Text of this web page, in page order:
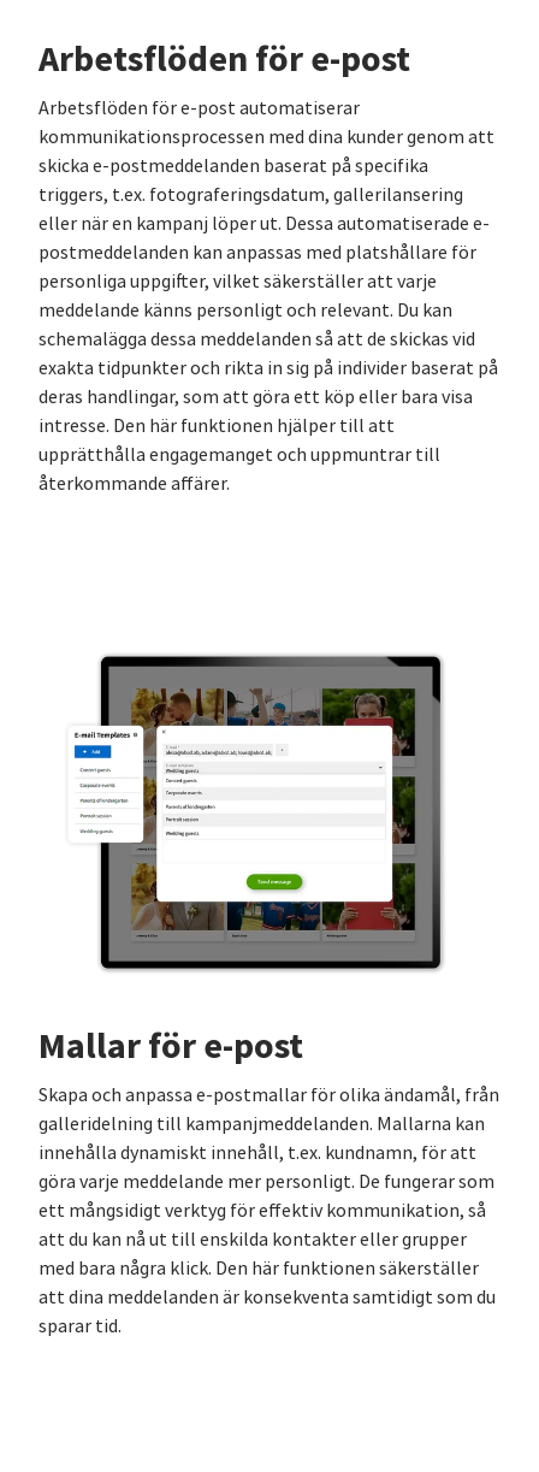
Arbetsflöden för e-post
Arbetsflöden för e-post automatiserar
kommunikationsprocessen med dina kunder genom att
skicka e-postmeddelanden baserat på specifika
triggers, t.ex. fotograferingsdatum, gallerilansering
eller när en kampanj löper ut. Dessa automatiserade e-
postmeddelanden kan anpassas med platshållare för
personliga uppgifter, vilket säkerställer att varje
meddelande känns personligt och relevant. Du kan
schemalägga dessa meddelanden så att de skickas vid
exakta tidpunkter och rikta in sig på individer baserat på
deras handlingar, som att göra ett köp eller bara visa
intresse. Den här funktionen hjälper till att
upprätthålla engagemanget och uppmuntrar till
återkommande affärer.
Mallar för e-post
Skapa och anpassa e-postmallar för olika ändamål, från
galleridelning till kampanjmeddelanden. Mallarna kan
innehålla dynamiskt innehåll, t.ex. kundnamn, för att
göra varje meddelande mer personligt. De fungerar som
ett mångsidigt verktyg för effektiv kommunikation, så
att du kan nå ut till enskilda kontakter eller grupper
med bara några klick. Den här funktionen säkerställer
att dina meddelanden är konsekventa samtidigt som du
sparar tid.